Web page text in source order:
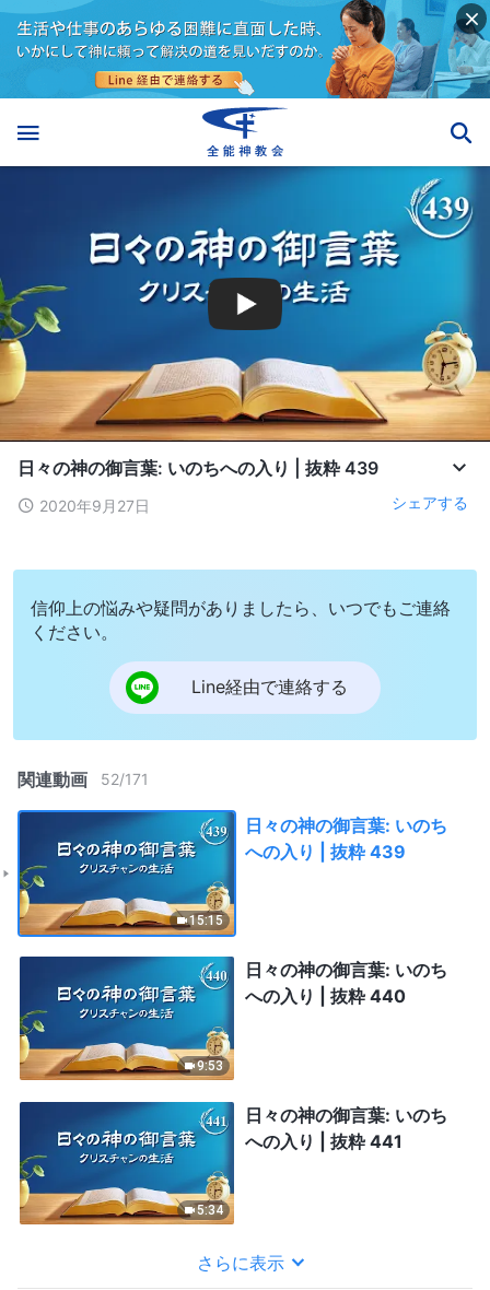
日々の神の御言葉: いのちへの入り | 抜粋 439
2020年9月27日 シェアする
信仰上の悩みや疑問がありましたら、いつでもご連絡
ください。
Line経由で連絡する
関連動画 52/171
15:15
日々の神の御言葉: いのち
への入り | 抜粋 439
9:53
日々の神の御言葉: いのち
への入り | 抜粋 440
5:34
日々の神の御言葉: いのち
への入り | 抜粋 441
さらに表示